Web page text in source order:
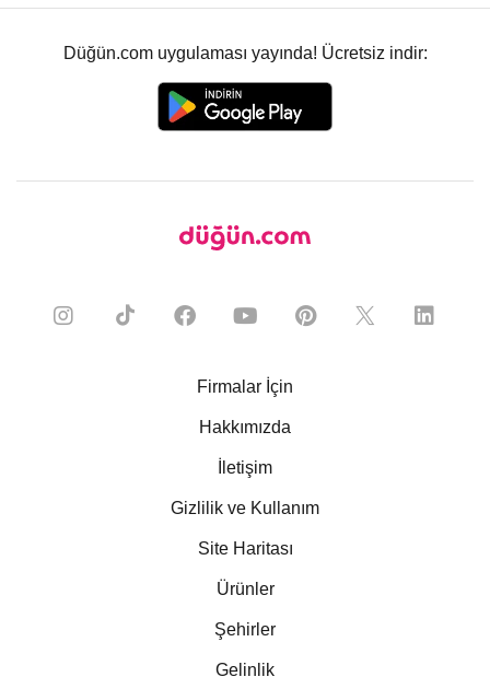
Düğün.com uygulaması yayında! Ücretsiz indir:
Firmalar İçin
Hakkımızda
İletişim
Gizlilik ve Kullanım
Site Haritası
Ürünler
Şehirler
Gelinlik